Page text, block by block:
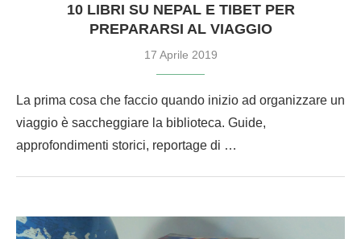
10 LIBRI SU NEPAL E TIBET PER
PREPARARSI AL VIAGGIO
17 Aprile 2019
La prima cosa che faccio quando inizio ad organizzare un
viaggio è saccheggiare la biblioteca. Guide,
approfondimenti storici, reportage di …